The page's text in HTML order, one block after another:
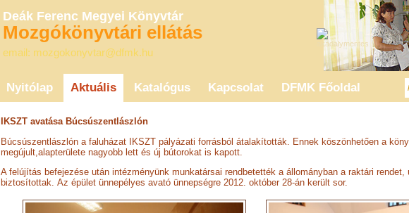
Deák Ferenc Megyei Könyvtár
Mozgókönyvtári ellátás
email: mozgokonyvtar@dfmk.hu
Nyitólap Aktuális Katalógus Kapcsolat DFMK Főoldal
IKSZT avatása Búcsúszentlászlón
Búcsúszentlászlón a faluházat IKSZT pályázati forrásból átalakították. Ennek köszönhetően a
megújult,alapterülete nagyobb lett és új bútorokat is kapott.
A felújítás befejezése után intézményünk munkatársai rendbetették a állományban a raktári
biztosítottak. Az épület ünnepélyes avató ünnepségre 2012. október 28-án került sor.